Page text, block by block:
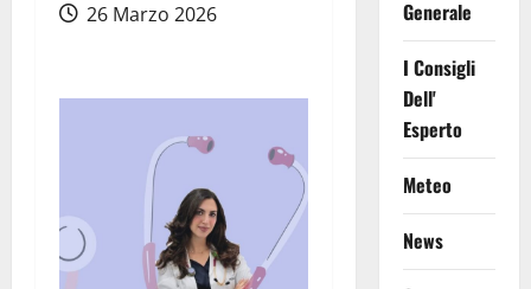
26 Marzo 2026
Generale
I Consigli
Dell'
Esperto
Meteo
News